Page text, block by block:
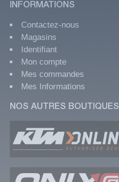
INFORMATIONS
Contactez-nous
Magasins
Identifiant
Mon compte
Mes commandes
Mes Informations
NOS AUTRES BOUTIQUES